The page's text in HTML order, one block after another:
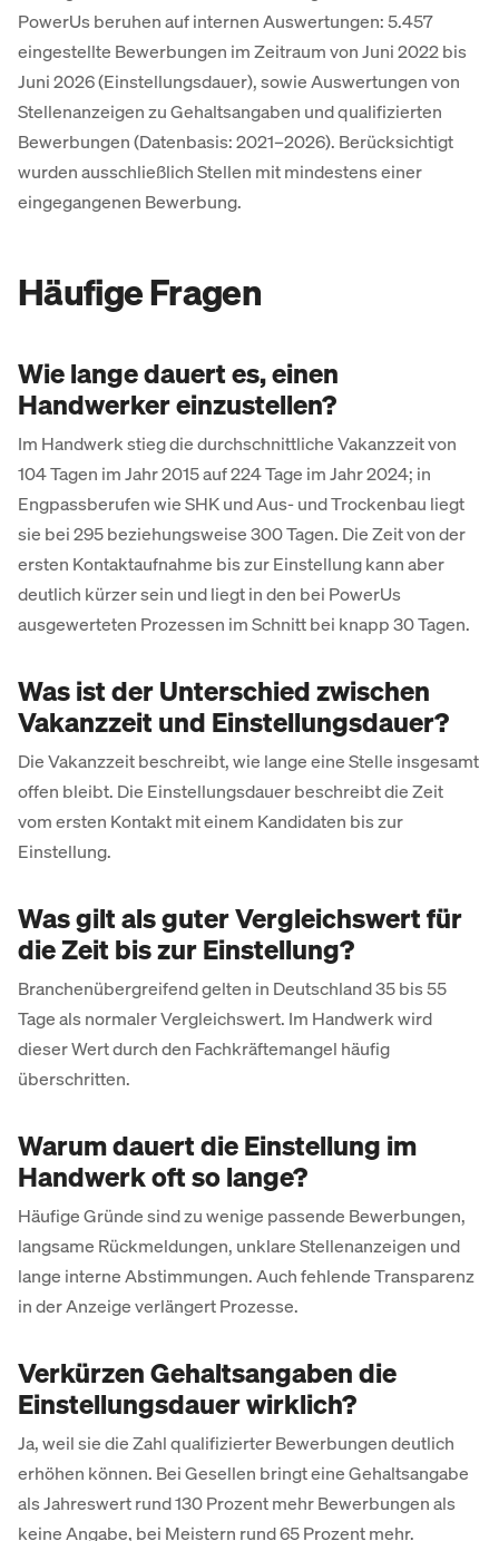
PowerUs beruhen auf internen Auswertungen: 5.457
eingestellte Bewerbungen im Zeitraum von Juni 2022 bis
Juni 2026 (Einstellungsdauer), sowie Auswertungen von
Stellenanzeigen zu Gehaltsangaben und qualifizierten
Bewerbungen (Datenbasis: 2021–2026). Berücksichtigt
wurden ausschließlich Stellen mit mindestens einer
eingegangenen Bewerbung.
Häufige Fragen
Wie lange dauert es, einen
Handwerker einzustellen?
Im Handwerk stieg die durchschnittliche Vakanzzeit von
104 Tagen im Jahr 2015 auf 224 Tage im Jahr 2024; in
Engpassberufen wie SHK und Aus- und Trockenbau liegt
sie bei 295 beziehungsweise 300 Tagen. Die Zeit von der
ersten Kontaktaufnahme bis zur Einstellung kann aber
deutlich kürzer sein und liegt in den bei PowerUs
ausgewerteten Prozessen im Schnitt bei knapp 30 Tagen.
Was ist der Unterschied zwischen
Vakanzzeit und Einstellungsdauer?
Die Vakanzzeit beschreibt, wie lange eine Stelle insgesamt
offen bleibt. Die Einstellungsdauer beschreibt die Zeit
vom ersten Kontakt mit einem Kandidaten bis zur
Einstellung.
Was gilt als guter Vergleichswert für
die Zeit bis zur Einstellung?
Branchenübergreifend gelten in Deutschland 35 bis 55
Tage als normaler Vergleichswert. Im Handwerk wird
dieser Wert durch den Fachkräftemangel häufig
überschritten.
Warum dauert die Einstellung im
Handwerk oft so lange?
Häufige Gründe sind zu wenige passende Bewerbungen,
langsame Rückmeldungen, unklare Stellenanzeigen und
lange interne Abstimmungen. Auch fehlende Transparenz
in der Anzeige verlängert Prozesse.
Verkürzen Gehaltsangaben die
Einstellungsdauer wirklich?
Ja, weil sie die Zahl qualifizierter Bewerbungen deutlich
erhöhen können. Bei Gesellen bringt eine Gehaltsangabe
als Jahreswert rund 130 Prozent mehr Bewerbungen als
keine Angabe, bei Meistern rund 65 Prozent mehr.